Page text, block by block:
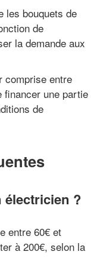
les bouquets de
de
la demande aux
comprise entre
financer une partie
de
électricien ?
entre 60€ et
à 200€, selon la